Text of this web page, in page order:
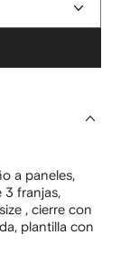
a paneles,
3 franjas,
, cierre con
plantilla con